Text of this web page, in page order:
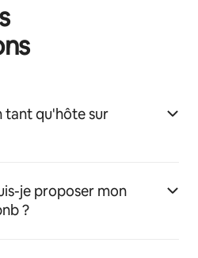
tant qu'hôte sur
je proposer mon
?